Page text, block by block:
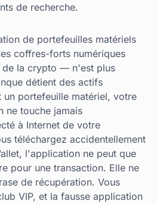
de recherche.
de portefeuilles matériels
coffres-forts numériques
de la crypto — n'est plus
détient des actifs
un portefeuille matériel, votre
ne touche jamais
à Internet de votre
téléchargez accidentellement
l'application ne peut que
pour une transaction. Elle ne
de récupération. Vous
VIP, et la fausse application